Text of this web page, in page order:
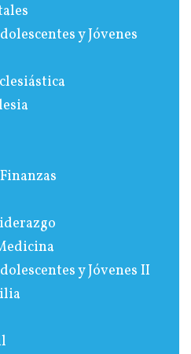
y Jóvenes
y Jóvenes II